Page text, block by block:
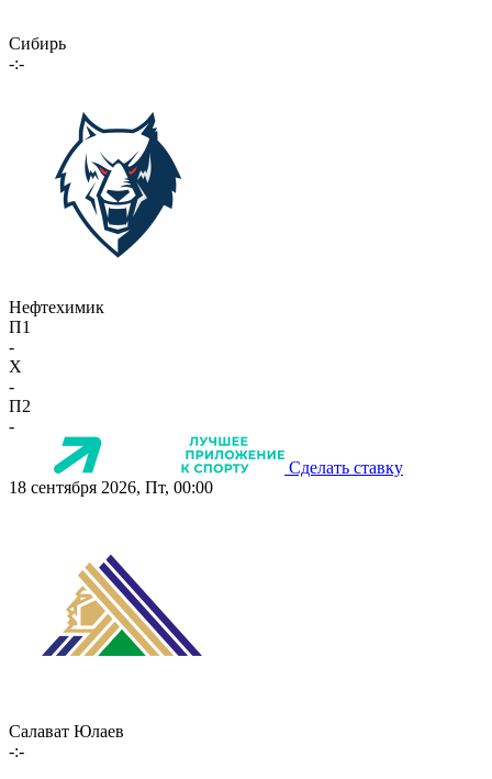
Сибирь
-:-
Нефтехимик
П1
-
X
-
П2
-
Сделать ставку
18 сентября 2026, Пт, 00:00
Салават Юлаев
-:-